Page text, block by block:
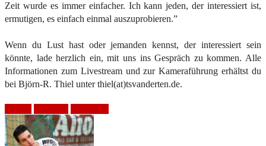
Zeit wurde es immer einfacher. Ich kann jeden, der interessiert ist,
ermutigen, es einfach einmal auszuprobieren.”
Wenn du Lust hast oder jemanden kennst, der interessiert sein
könnte, lade herzlich ein, mit uns ins Gespräch zu kommen. Alle
Informationen zum Livestream und zur Kameraführung erhältst du
bei Björn-R. Thiel unter thiel(at)tsvanderten.de.